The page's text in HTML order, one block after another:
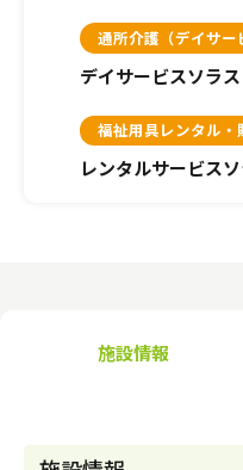
施設で暮らす
自宅から通う・泊まる
よくあるご質問
介護のガイド
通所介護（デイサー
デイサービスソラ
福祉用具レンタル・
レンタルサービス
施設情報